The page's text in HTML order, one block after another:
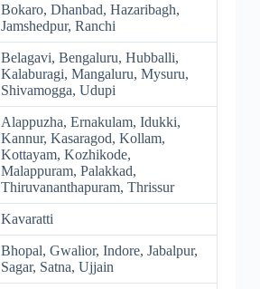
Bokaro, Dhanbad, Hazaribagh,
Jamshedpur, Ranchi
Belagavi, Bengaluru, Hubballi,
Kalaburagi, Mangaluru, Mysuru,
Shivamogga, Udupi
Alappuzha, Ernakulam, Idukki,
Kannur, Kasaragod, Kollam,
Kottayam, Kozhikode,
Malappuram, Palakkad,
Thiruvananthapuram, Thrissur
Kavaratti
Bhopal, Gwalior, Indore, Jabalpur,
Sagar, Satna, Ujjain